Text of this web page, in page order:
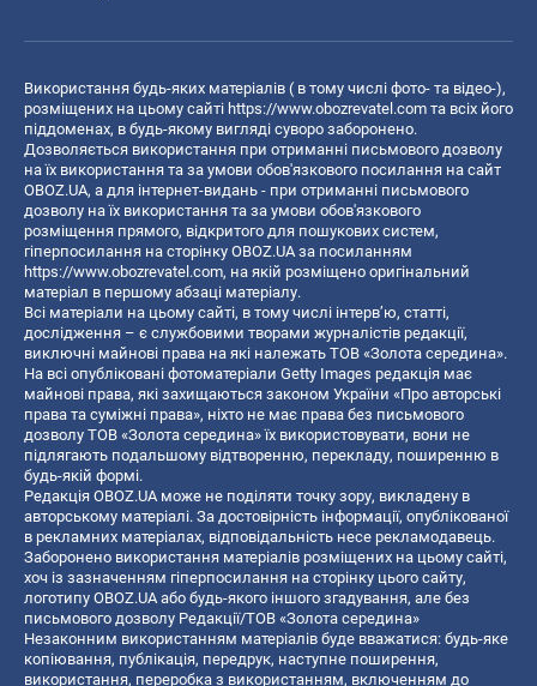
Використання будь-яких матеріалів ( в тому числі фото- та відео-),
розміщених на цьому сайті https://www.obozrevatel.com та всіх його
піддоменах, в будь-якому вигляді суворо заборонено.
Дозволяється використання при отриманні письмового дозволу
на їх використання та за умови обов'язкового посилання на сайт
OBOZ.UA, а для інтернет-видань - при отриманні письмового
дозволу на їх використання та за умови обов'язкового
розміщення прямого, відкритого для пошукових систем,
гіперпосилання на сторінку OBOZ.UA за посиланням
https://www.obozrevatel.com, на якій розміщено оригінальний
матеріал в першому абзаці матеріалу.
Всі матеріали на цьому сайті, в тому числі інтерв’ю, статті,
дослідження – є службовими творами журналістів редакції,
виключні майнові права на які належать ТОВ «Золота середина».
На всі опубліковані фотоматеріали Getty Images редакція має
майнові права, які захищаються законом України «Про авторські
права та суміжні права», ніхто не має права без письмового
дозволу ТОВ «Золота середина» їх використовувати, вони не
підлягають подальшому відтворенню, перекладу, поширенню в
будь-якій формі.
Редакція OBOZ.UA може не поділяти точку зору, викладену в
авторському матеріалі. За достовірність інформації, опублікованої
в рекламних матеріалах, відповідальність несе рекламодавець.
Заборонено використання матеріалів розміщених на цьому сайті,
хоч із зазначенням гіперпосилання на сторінку цього сайту,
логотипу OBOZ.UA або будь-якого іншого згадування, але без
письмового дозволу Редакції/ТОВ «Золота середина»
Незаконним використанням матеріалів буде вважатися: будь-яке
копiювання, публiкацiя, передрук, наступне поширення,
використання, переробка з використанням, включенням до